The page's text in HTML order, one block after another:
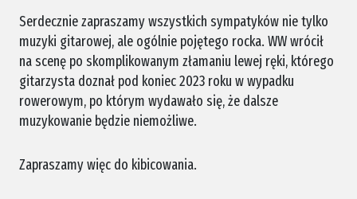
Serdecznie zapraszamy wszystkich sympatyków nie tylko
muzyki gitarowej, ale ogólnie pojętego rocka. WW wrócił
na scenę po skomplikowanym złamaniu lewej ręki, którego
gitarzysta doznał pod koniec 2023 roku w wypadku
rowerowym, po którym wydawało się, że dalsze
muzykowanie będzie niemożliwe.
Zapraszamy więc do kibicowania.